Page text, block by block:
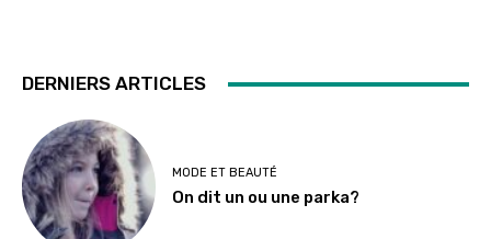
DERNIERS ARTICLES
MODE ET BEAUTÉ
On dit un ou une parka?